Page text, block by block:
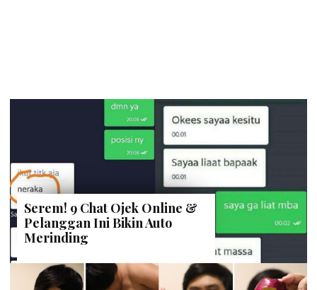
Serem! 9 Chat Ojek Online &
Pelanggan Ini Bikin Auto
Merinding